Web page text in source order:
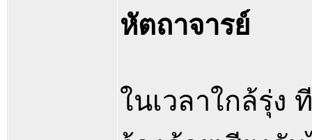
หัตถาจารย์
ในเวลาใกล้รุ่ง